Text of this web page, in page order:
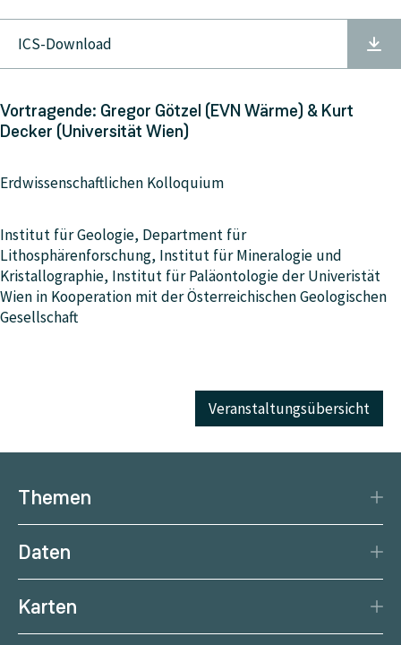
ICS-Download
Vortragende: Gregor Götzel (EVN Wärme) & Kurt
Decker (Universität Wien)
Erdwissenschaftlichen Kolloquium
Institut für Geologie, Department für
Lithosphärenforschung, Institut für Mineralogie und
Kristallographie, Institut für Paläontologie der Univeristät
Wien in Kooperation mit der Österreichischen Geologischen
Gesellschaft
Veranstaltungsübersicht
Themen
Klima
Daten
Datenzentrum
Karten